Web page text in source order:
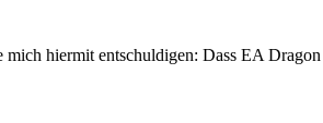
hiermit entschuldigen: Dass EA